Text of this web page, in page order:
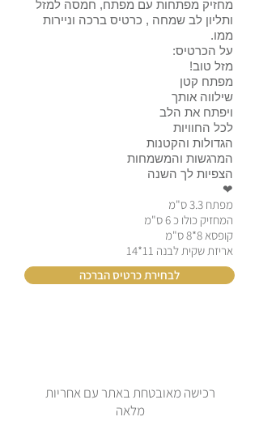
מחזיק מפתחות עם מפתח, חמסה למזל
ותליון לב שמחה , כרטיס ברכה וניירות
ממו.
על הכרטיס:
מזל טוב!
מפתח קטן
שילווה אותך
ויפתח את הלב
לכל החוויות
הגדולות והקטנות
המרגשות והמשמחות
הצפיות לך השנה
❤
מפתח 3.3 ס"מ
המחזיק כולו כ 6 ס"מ
קופסא 8*8 ס"מ
אריזת שקית לבנה 11*14
לבחירת כרטיס הברכה
רכישה מאובטחת באתר עם אחריות
מלאה